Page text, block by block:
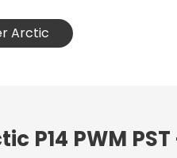
Arctic
P14 PWM